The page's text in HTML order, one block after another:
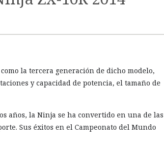
la tercera generación de dicho modelo,
y capacidad de potencia, el tamaño de
años, la Ninja se ha convertido en una de las
Sus éxitos en el Campeonato del Mundo